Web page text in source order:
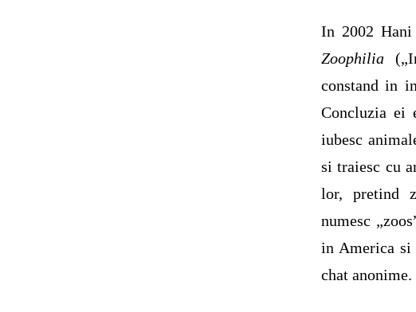
In 2002
Zoophilia
constand in
Concluzia ei
iubesc
si traiesc cu
lor, pretind
numesc
in America si
chat anonime.